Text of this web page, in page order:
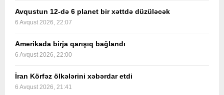
Avqustun 12-də 6 planet bir xəttdə düzüləcək
6 Avqust 2026, 22:07
Amerikada birja qarışıq bağlandı
6 Avqust 2026, 22:00
İran Körfəz ölkələrini xəbərdar etdi
6 Avqust 2026, 21:41